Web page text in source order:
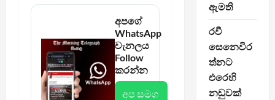
අපගේ
WhatsApp
චැනලය
Follow
කරන්න
අප සමග
ඇමති
රවී
සෙනෙවිර
ත්නට
එරෙහි
නඩුවක්